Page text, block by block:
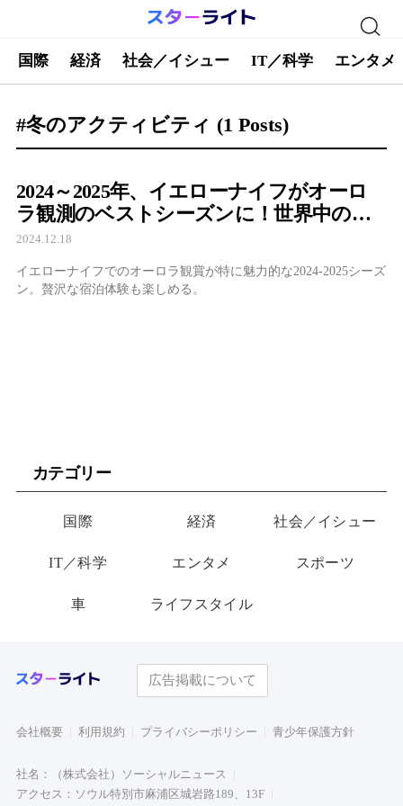
国際 経済 社会／イシュー IT／科学 エンタメ
#冬のアクティビティ (1 Posts)
2024～2025年、イエローナイフがオーロ
ラ観測のベストシーズンに！世界中の旅
行者を魅了
2024.12.18
イエローナイフでのオーロラ観賞が特に魅力的な2024-2025シーズ
ン。贅沢な宿泊体験も楽しめる。
カテゴリー
国際 経済 社会／イシュー
IT／科学 エンタメ スポーツ
車 ライフスタイル
広告掲載について
会社概要 利用規約 プライバシーポリシー 青少年保護方針
社名：（株式会社）ソーシャルニュース
アクセス：ソウル特別市麻浦区城岩路189、13F